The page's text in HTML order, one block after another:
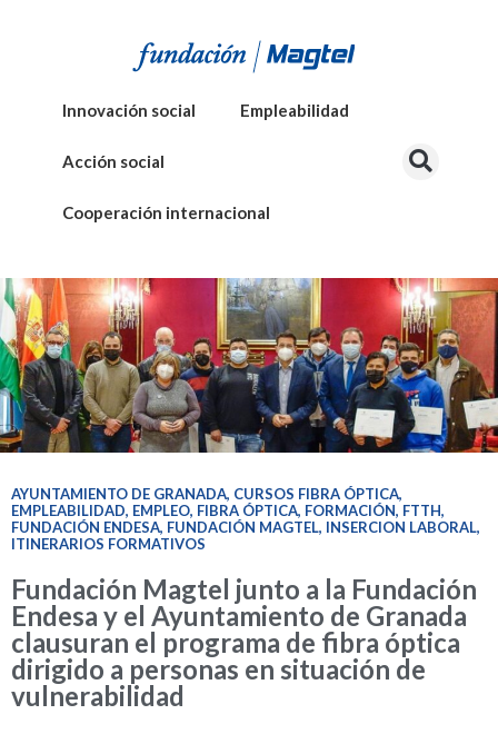
Innovación social Empleabilidad
Acción social
Cooperación internacional
AYUNTAMIENTO DE GRANADA, CURSOS FIBRA ÓPTICA,
EMPLEABILIDAD, EMPLEO, FIBRA ÓPTICA, FORMACIÓN, FTTH,
FUNDACIÓN ENDESA, FUNDACIÓN MAGTEL, INSERCION LABORAL,
ITINERARIOS FORMATIVOS
Fundación Magtel junto a la Fundación
Endesa y el Ayuntamiento de Granada
clausuran el programa de fibra óptica
dirigido a personas en situación de
vulnerabilidad